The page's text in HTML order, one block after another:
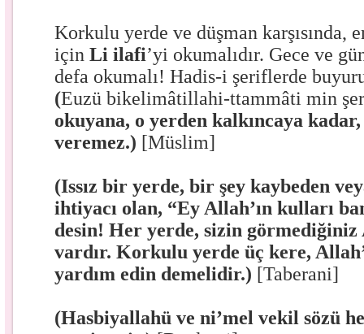
Korkulu yerde ve düşman karşısında,
içinLi ilafi’yi okumalıdır. Gece ve
defa okumalı! Hadis-i şeriflerde
(Euzü bikelimâtillahi-ttammâti min
okuyana, o yerden kalkıncaya
veremez.) [Müslim]
(Issız bir yerde, bir şey kaybeden
ihtiyacı olan, “Ey Allah’ın kulları
desin! Her yerde, sizin görmediğiniz
vardır. Korkulu yerde üç kere,
yardım edin demelidir.) [Taberani]
(Hasbiyallahü ve ni’mel vekil sözü